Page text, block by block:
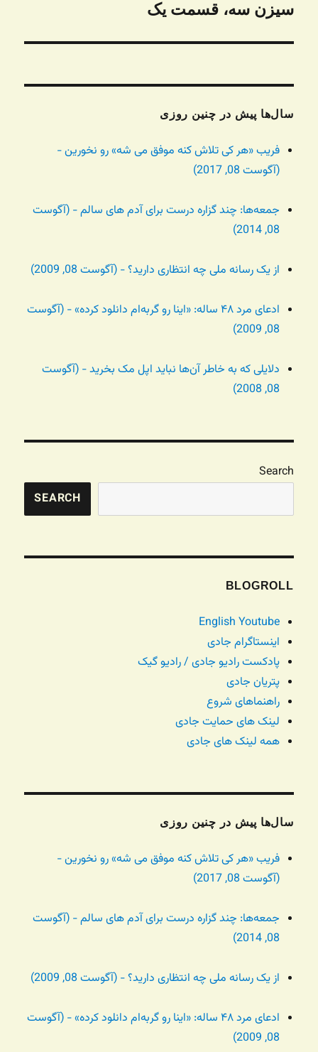
بعدی:
سیزن سه، قسمت یک
سال‌ها پیش در چنین روزی
فریب «هر کی تلاش کنه موفق می شه» رو نخورین -
(آگوست 08, 2017)
جمعه‌ها: چند گزاره درست برای آدم های سالم - (آگوست
08, 2014)
از یک رسانه ملی چه انتظاری دارید؟ - (آگوست 08, 2009)
ادعای مرد ۴۸ ساله: «اینا رو گربه‌ام دانلود کرده» - (آگوست
08, 2009)
دلایلی که به خاطر آن‌ها نباید اپل مک بخرید - (آگوست
08, 2008)
Search
SEARCH
BLOGROLL
English Youtube
اینستاگرام جادی
پادکست رادیو جادی / رادیو گیک
پتریان جادی
راهنماهای شروع
لینک های حمایت جادی
همه لینک های جادی
سال‌ها پیش در چنین روزی
فریب «هر کی تلاش کنه موفق می شه» رو نخورین -
(آگوست 08, 2017)
جمعه‌ها: چند گزاره درست برای آدم های سالم - (آگوست
08, 2014)
از یک رسانه ملی چه انتظاری دارید؟ - (آگوست 08, 2009)
ادعای مرد ۴۸ ساله: «اینا رو گربه‌ام دانلود کرده» - (آگوست
08, 2009)